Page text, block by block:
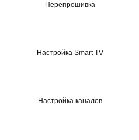
Перепрошивка
Настройка Smart TV
Настройка каналов